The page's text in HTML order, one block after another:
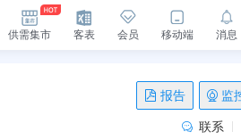
供需集市 客表 会员 移动端 消息
报告 监
联系